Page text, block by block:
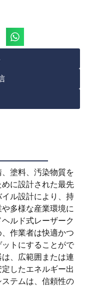
塗料、汚染物質を
に設計された最先
ル設計により、持
多様な産業環境に
ルド式レーザーク
作業者は快適かつ
トにすることがで
、広範囲または連
したエネルギー出
テムは、信頼性の